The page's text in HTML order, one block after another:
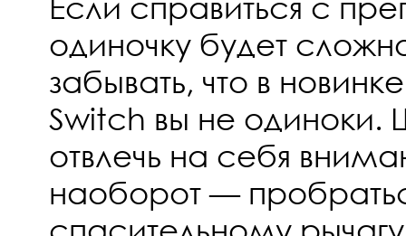
одиночку будет
забывать, что в
Switch вы не одиноки.
отвлечь на себя
наоборот —